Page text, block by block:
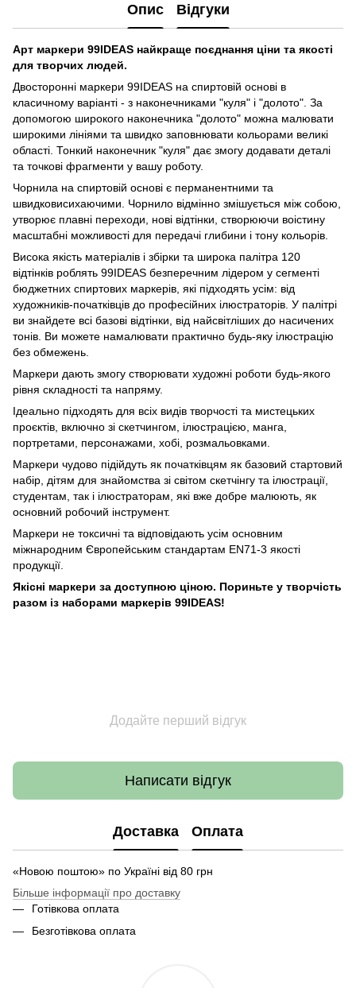
Опис Відгуки
Арт маркери 99IDEAS найкраще поєднання ціни та якості
для творчих людей.
Двосторонні маркери 99IDEAS на спиртовій основі в
класичному варіанті - з наконечниками "куля" і "долото". За
допомогою широкого наконечника "долото" можна малювати
широкими лініями та швидко заповнювати кольорами великі
області. Тонкий наконечник "куля" дає змогу додавати деталі
та точкові фрагменти у вашу роботу.
Чорнила на спиртовій основі є перманентними та
швидковисихаючими. Чорнило відмінно змішується між собою,
утворює плавні переходи, нові відтінки, створюючи воістину
масштабні можливості для передачі глибини і тону кольорів.
Висока якість матеріалів і збірки та широка палітра 120
відтінків роблять 99IDEAS безперечним лідером у сегменті
бюджетних спиртових маркерів, які підходять усім: від
художників-початківців до професійних ілюстраторів. У палітрі
ви знайдете всі базові відтінки, від найсвітліших до насичених
тонів. Ви можете намалювати практично будь-яку ілюстрацію
без обмежень.
Маркери дають змогу створювати художні роботи будь-якого
рівня складності та напряму.
Ідеально підходять для всіх видів творчості та мистецьких
проєктів, включно зі скетчингом, ілюстрацією, манга,
портретами, персонажами, хобі, розмальовками.
Маркери чудово підійдуть як початківцям як базовий стартовий
набір, дітям для знайомства зі світом скетчінгу та ілюстрації,
студентам, так і ілюстраторам, які вже добре малюють, як
основний робочий інструмент.
Маркери не токсичні та відповідають усім основним
міжнародним Європейським стандартам EN71-3 якості
продукції.
Якісні маркери за доступною ціною. Пориньте у творчість
разом із наборами маркерів 99IDEAS!
Додайте перший відгук
Написати відгук
Доставка Оплата
«Новою поштою» по Україні від 80 грн
Більше інформації про доставку
Готівкова оплата
Безготівкова оплата